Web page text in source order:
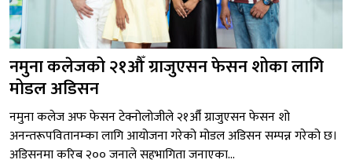
नमुना कलेजको २१औँ ग्राजुएसन फेसन शोका लागि
मोडल अडिसन
नमुना कलेज अफ फेसन टेक्नोलोजीले २१औँ ग्राजुएसन फेसन शो
अनन्तरूपवितानम्का लागि आयोजना गरेको मोडल अडिसन सम्पन्न गरेको छ।
अडिसनमा करिब २०० जनाले सहभागिता जनाएका...